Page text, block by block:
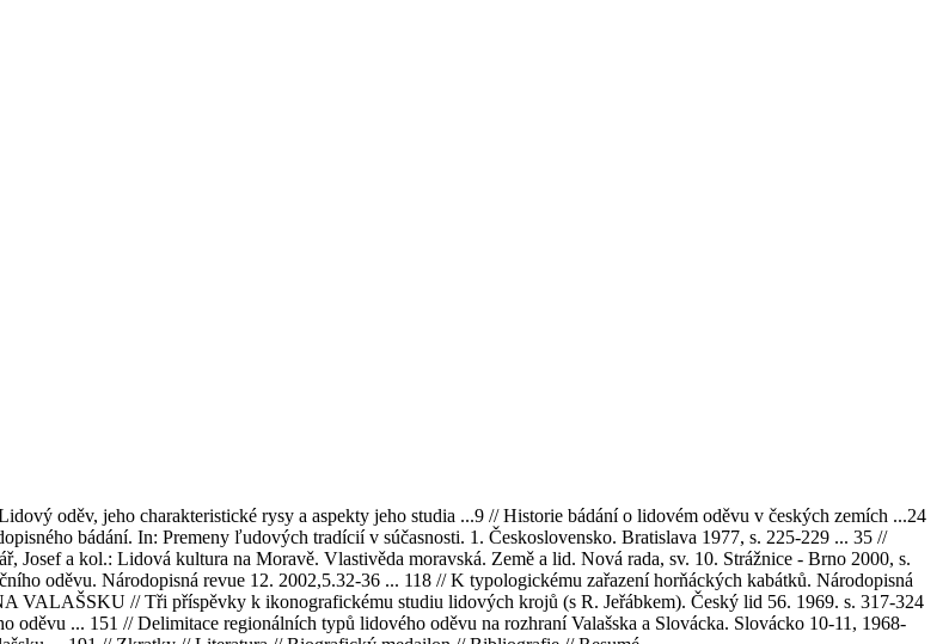
oděv, jeho charakteristické rysy a aspekty jeho studia ...9 // Historie bádání o lidovém oděvu v českých zemích ...24
bádání. In: Premeny ľudových tradícií v súčasnosti. 1. Československo. Bratislava 1977, s. 225-229 ... 35 //
a kol.: Lidová kultura na Moravě. Vlastivěda moravská. Země a lid. Nová rada, sv. 10. Strážnice - Brno 2000, s.
oděvu. Národopisná revue 12. 2002,5.32-36 ... 118 // K typologickému zařazení horňáckých kabátků. Národopisná
VALAŠSKU // Tři příspěvky k ikonografickému studiu lidových krojů (s R. Jeřábkem). Český lid 56. 1969. s. 317-324
oděvu ... 151 // Delimitace regionálních typů lidového oděvu na rozhraní Valašska a Slovácka. Slovácko 10-11, 1968-